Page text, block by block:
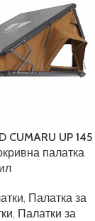
CUMARU UP 145
палатка
, Палатка за
, Палатки за